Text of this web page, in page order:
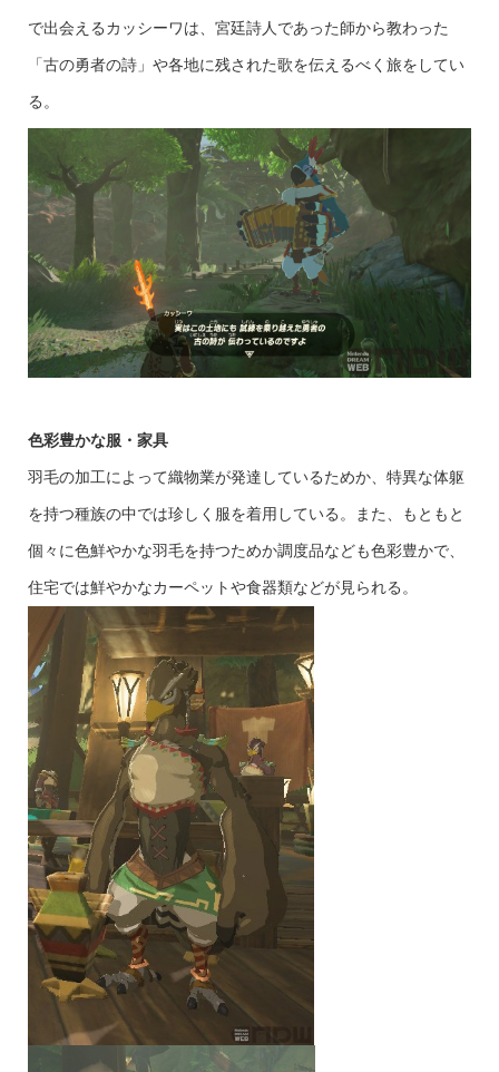
で出会えるカッシーワは、宮廷詩人であった師から教わった
「古の勇者の詩」や各地に残された歌を伝えるべく旅をしてい
る。
色彩豊かな服・家具
羽毛の加工によって織物業が発達しているためか、特異な体躯
を持つ種族の中では珍しく服を着用している。また、もともと
個々に色鮮やかな羽毛を持つためか調度品なども色彩豊かで、
住宅では鮮やかなカーペットや食器類などが見られる。